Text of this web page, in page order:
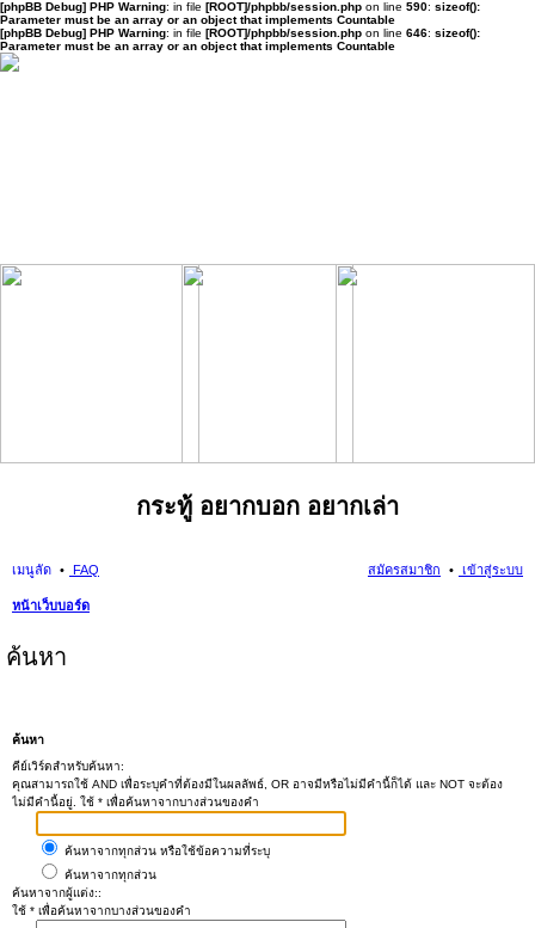
[phpBB Debug] PHP Warning: in file [ROOT]/phpbb/session.php on line 590: sizeof():
Parameter must be an array or an object that implements Countable
[phpBB Debug] PHP Warning: in file [ROOT]/phpbb/session.php on line 646: sizeof():
Parameter must be an array or an object that implements Countable
กระทู้ อยากบอก อยากเล่า
เมนูลัด FAQ เข้าสู่ระบบ
สมัครสมาชิก
หน้าเว็บบอร์ด
ค้นหา
ค้นหา
คีย์เวิร์ดสำหรับค้นหา:
คุณสามารถใช้ AND เพื่อระบุคำที่ต้องมีในผลลัพธ์, OR อาจมีหรือไม่มีคำนี้ก็ได้ และ NOT จะต้อง
ไม่มีคำนี้อยู่. ใช้ * เพื่อค้นหาจากบางส่วนของคำ
ค้นหาจากทุกส่วน หรือใช้ข้อความที่ระบุ
ค้นหาจากทุกส่วน
ค้นหาจากผู้แต่ง::
ใช้ * เพื่อค้นหาจากบางส่วนของคำ